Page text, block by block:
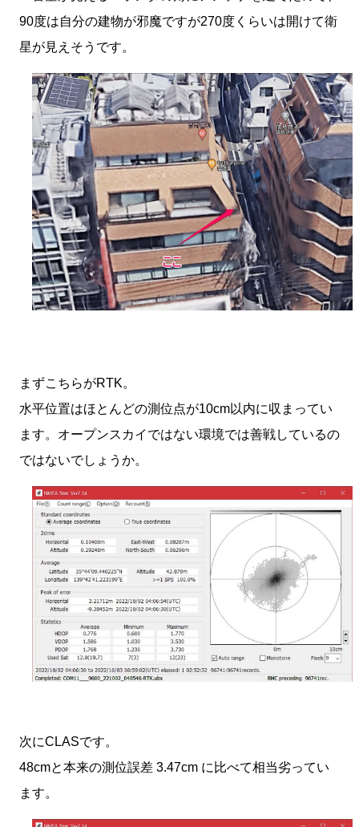
90度は自分の建物が邪魔ですが270度くらいは開けて衛
星が見えそうです。
まずこちらがRTK。
水平位置はほとんどの測位点が10cm以内に収まってい
ます。オープンスカイではない環境では善戦しているの
ではないでしょうか。
次にCLASです。
48cmと本来の測位誤差 3.47cm に比べて相当劣ってい
ます。